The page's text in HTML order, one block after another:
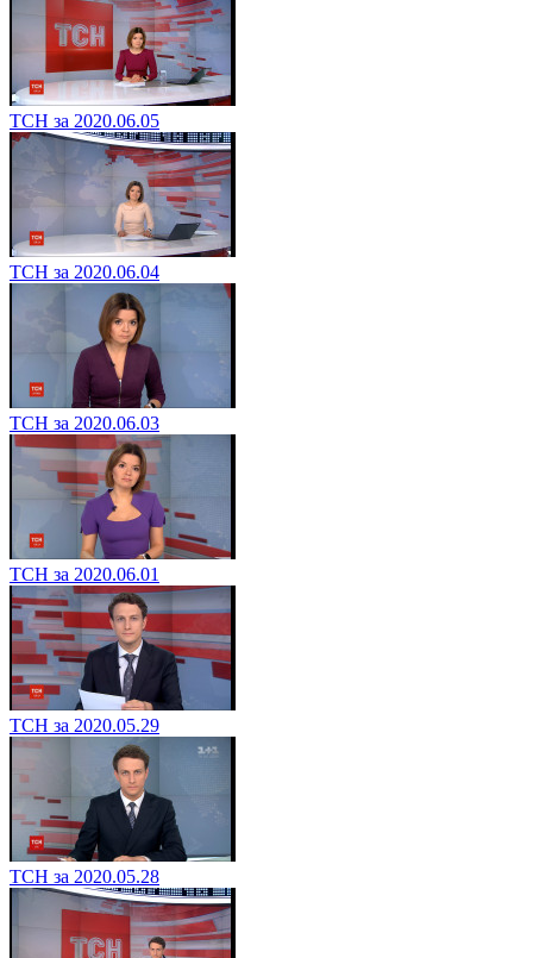
ТСН за 2020.06.05
ТСН за 2020.06.04
ТСН за 2020.06.03
ТСН за 2020.06.01
ТСН за 2020.05.29
ТСН за 2020.05.28